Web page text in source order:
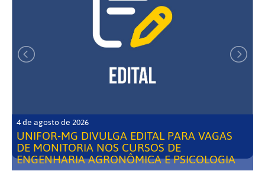
4 de agosto de 2026
UNIFOR-MG DIVULGA EDITAL PARA VAGAS
DE MONITORIA NOS CURSOS DE
ENGENHARIA AGRONÔMICA E PSICOLOGIA